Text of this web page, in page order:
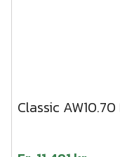
Classic AW10.70